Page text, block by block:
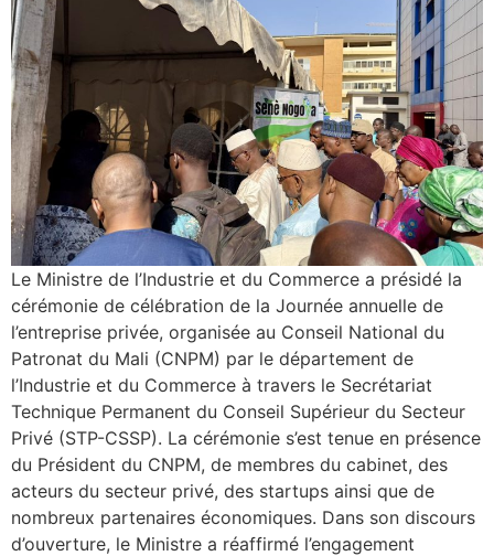
Le Ministre de l’Industrie et du Commerce a présidé la
cérémonie de célébration de la Journée annuelle de
l’entreprise privée, organisée au Conseil National du
Patronat du Mali (CNPM) par le département de
l’Industrie et du Commerce à travers le Secrétariat
Technique Permanent du Conseil Supérieur du Secteur
Privé (STP-CSSP). La cérémonie s’est tenue en présence
du Président du CNPM, de membres du cabinet, des
acteurs du secteur privé, des startups ainsi que de
nombreux partenaires économiques. Dans son discours
d’ouverture, le Ministre a réaffirmé l’engagement